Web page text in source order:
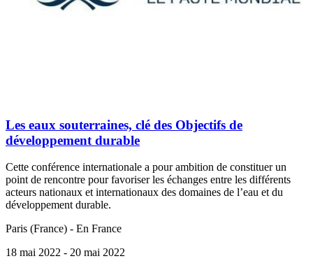
Les eaux souterraines, clé des Objectifs de
développement durable
Cette conférence internationale a pour ambition de constituer un
point de rencontre pour favoriser les échanges entre les différents
acteurs nationaux et internationaux des domaines de l’eau et du
développement durable.
Paris (France) - En France
18 mai 2022 - 20 mai 2022